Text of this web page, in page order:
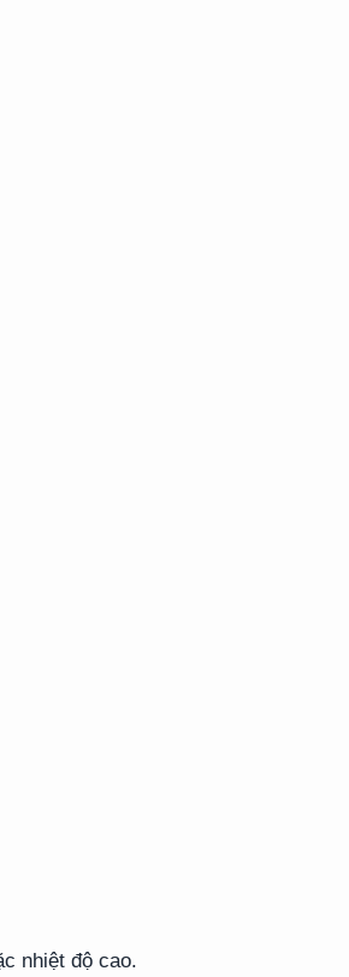
nhiệt độ cao.